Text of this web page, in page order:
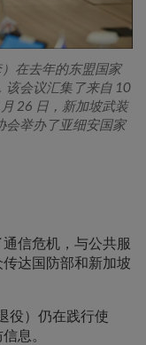
在去年的东盟国家
该会议汇集了来自 10
26 日，新加坡武装
会举办了亚细安国家
信危机，与公共服
达国防部和新加坡
役）仍在践行使
息。